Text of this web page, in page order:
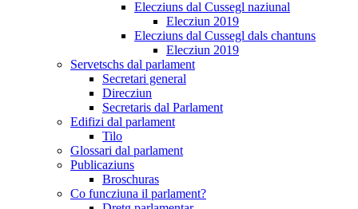
Elecziuns dal Cussegl naziunal
Elecziun 2019
Elecziuns dal Cussegl dals chantuns
Elecziun 2019
Servetschs dal parlament
Secretari general
Direcziun
Secretaris dal Parlament
Edifizi dal parlament
Tilo
Glossari dal parlament
Publicaziuns
Broschuras
Co funcziuna il parlament?